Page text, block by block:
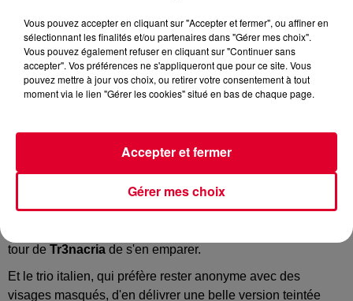
Tr3nacria - Intro
Crédit :Youtube Officiel EgoTV
Quand le talent actuel des producteurs italiens rencontre le
Sorti en 2009, il venait ouvrir un album du groupe (dans
tour de Tr3nacria de s'en emparer.
Et le trio italien, qui préfère rester anonyme avec des
visages masqués, d'en délivrer une belle version teintée
Vous pouvez accepter en cliquant sur "Accepter et fermer", ou affiner en
sélectionnant les finalités et/ou partenaires dans "Gérer mes choix".
Vous pouvez également refuser en cliquant sur "Continuer sans
accepter". Vos préférences ne s'appliqueront que pour ce site. Vous
pouvez mettre à jour vos choix, ou retirer votre consentement à tout
moment via le lien "Gérer les cookies" situé en bas de chaque page.
Gérer mes choix
Accepter et fermer